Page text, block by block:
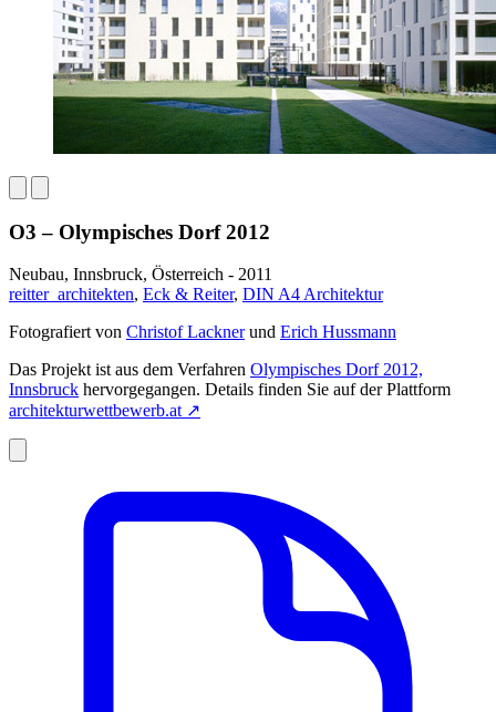
O3 – Olympisches Dorf 2012
Neubau, Innsbruck, Österreich - 2011
reitter_architekten, Eck & Reiter, DIN A4 Architektur
Fotografiert von Christof Lacknerund Erich Hussmann
Das Projekt ist aus dem Verfahren Olympisches Dorf 2012,
Innsbruck hervorgegangen. Details finden Sie auf der Plattform
architekturwettbewerb.at ↗